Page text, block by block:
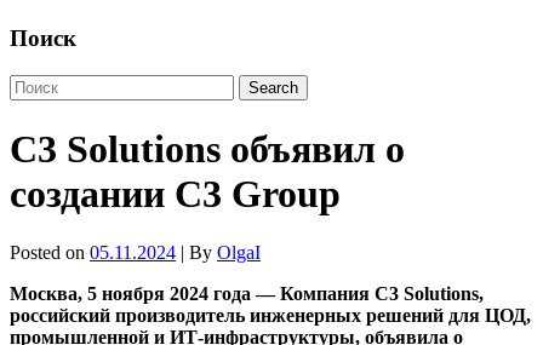
Поиск
C3 Solutions объявил о
создании C3 Group
Posted on 05.11.2024 | By OlgaI
Москва, 5 ноября 2024 года — Компания C3 Solutions,
российский производитель инженерных решений для ЦОД,
промышленной и ИТ-инфраструктуры, объявила о